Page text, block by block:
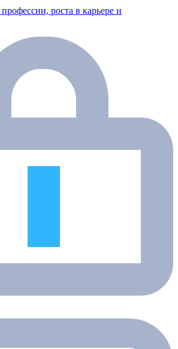
роста в карьере и